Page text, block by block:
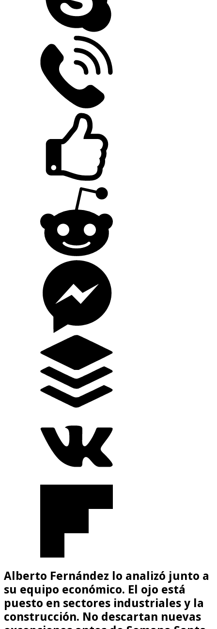
Alberto Fernández lo analizó junto a
su equipo económico. El ojo está
puesto en sectores industriales y la
construcción. No descartan nuevas